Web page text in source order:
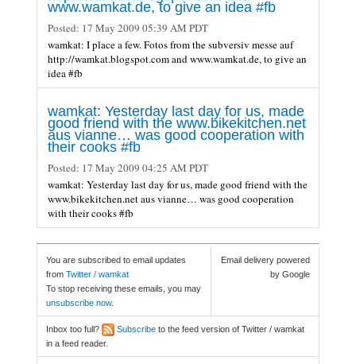
www.wamkat.de, to give an idea #fb
Posted: 17 May 2009 05:39 AM PDT
wamkat: I place a few. Fotos from the subversiv messe auf
http://wamkat.blogspot.com and www.wamkat.de, to give an
idea #fb
wamkat: Yesterday last day for us, made
good friend with the www.bikekitchen.net
aus vianne… was good cooperation with
their cooks #fb
Posted: 17 May 2009 04:25 AM PDT
wamkat: Yesterday last day for us, made good friend with the
www.bikekitchen.net aus vianne… was good cooperation
with their cooks #fb
You are subscribed to email updates
from Twitter / wamkat
To stop receiving these emails, you may
unsubscribe now.
Email delivery powered
by Google
Inbox too full? Subscribe to the feed version of Twitter / wamkat
in a feed reader.